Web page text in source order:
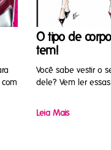
O tipo de
tem!
Você sabe vestir o
dele? Vem ler
Leia Mais